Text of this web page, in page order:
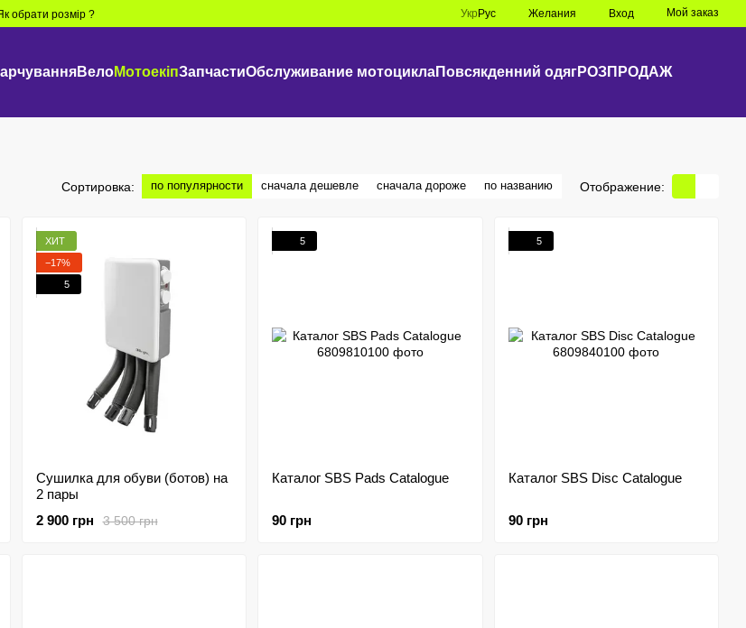
обрати розмір ? Укр Рус Желания Вход Мой заказ
ВелоМотоекіпЗапчастиОбслуживание мотоциклаПовсякденний одягРОЗПРОДАЖ
Сортировка: по популярности сначала дешевле сначала дороже по названию Отображение:
ХИТ
−17%
5
Сушилка для обуви (ботов) на
2 пары
3 500 грн
2 900 грн
5
Каталог SBS Pads Catalogue
90 грн
5
Каталог SBS Disc Catalogue
90 грн